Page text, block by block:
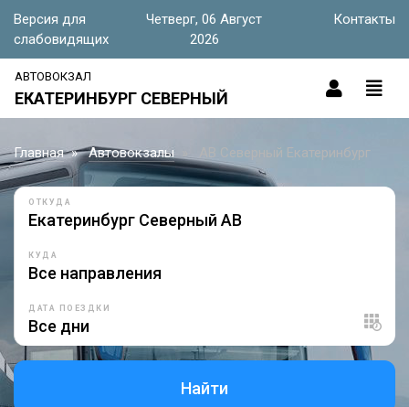
Версия для
слабовидящих
Четверг, 06 Август
2026
Контакты
АВТОВОКЗАЛ
ЕКАТЕРИНБУРГ СЕВЕРНЫЙ
Главная Автовокзалы АВ Северный Екатеринбург
ОТКУДА
КУДА
ДАТА ПОЕЗДКИ
Найти